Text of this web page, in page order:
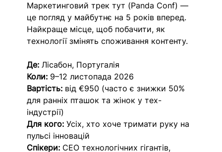
Маркетинговий трек тут (Panda Conf) —
це погляд у майбутнє на 5 років вперед.
Найкраще місце, щоб побачити, як
технології змінять споживання контенту.
Де: Лісабон, Португалія
Коли: 9–12 листопада 2026​
Вартість: від €950 (часто є знижки 50%
для ранніх пташок та жінок у тех-
індустрії)
Для кого: Усіх, хто хоче тримати руку на
пульсі інновацій
Спікери: CEO технологічних гігантів,